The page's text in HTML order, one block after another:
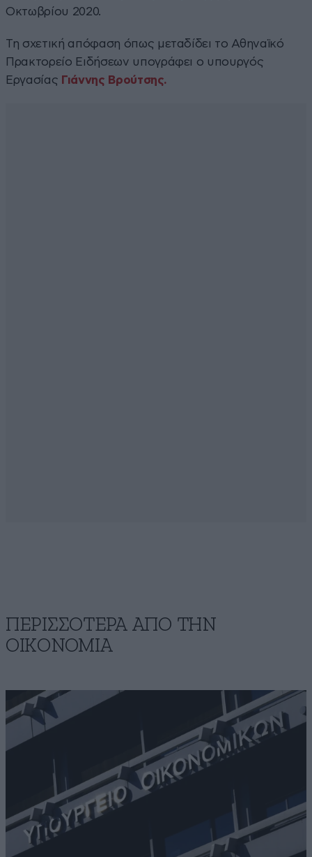
Οκτωβρίου 2020.
Τη σχετική απόφαση όπως μεταδίδει το Αθηναϊκό
Πρακτορείο Ειδήσεων υπογράφει ο υπουργός
Εργασίας Γιάννης Βρούτσης.
ΠΕΡΙΣΣΟΤΕΡΑ ΑΠΟ ΤΗΝ
ΟΙΚΟΝΟΜΙΑ